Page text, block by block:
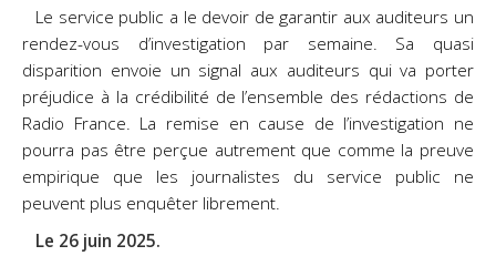
Le service public a le devoir de garantir aux auditeurs un
rendez-vous d’investigation par semaine. Sa quasi
disparition envoie un signal aux auditeurs qui va porter
préjudice à la crédibilité de l’ensemble des rédactions de
Radio France. La remise en cause de l’investigation ne
pourra pas être perçue autrement que comme la preuve
empirique que les journalistes du service public ne
peuvent plus enquêter librement.
Le 26 juin 2025.